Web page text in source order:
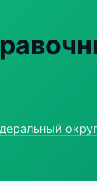
округ